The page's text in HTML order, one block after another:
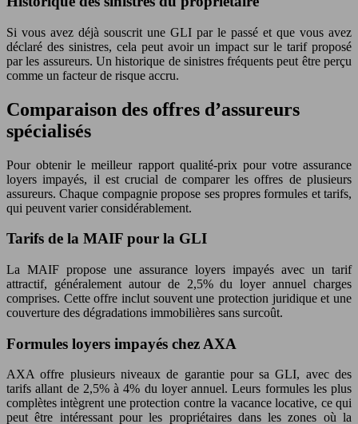
Si vous avez déjà souscrit une GLI par le passé et que vous avez
déclaré des sinistres, cela peut avoir un impact sur le tarif proposé
par les assureurs. Un historique de sinistres fréquents peut être perçu
comme un facteur de risque accru.
Comparaison des offres d’assureurs
spécialisés
Pour obtenir le meilleur rapport qualité-prix pour votre assurance
loyers impayés, il est crucial de comparer les offres de plusieurs
assureurs. Chaque compagnie propose ses propres formules et tarifs,
qui peuvent varier considérablement.
Tarifs de la MAIF pour la GLI
La MAIF propose une assurance loyers impayés avec un tarif
attractif, généralement autour de 2,5% du loyer annuel charges
comprises. Cette offre inclut souvent une protection juridique et une
couverture des dégradations immobilières sans surcoût.
Formules loyers impayés chez AXA
AXA offre plusieurs niveaux de garantie pour sa GLI, avec des
tarifs allant de 2,5% à 4% du loyer annuel. Leurs formules les plus
complètes intègrent une protection contre la vacance locative, ce qui
peut être intéressant pour les propriétaires dans les zones où la